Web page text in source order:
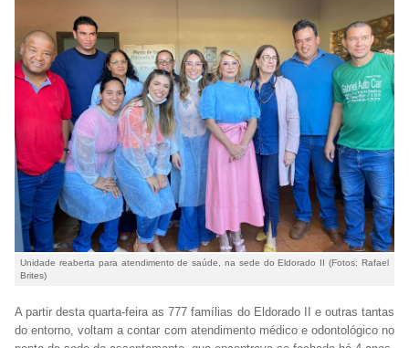
Unidade reaberta para atendimento de saúde, na sede do Eldorado II (Fotos: Rafael
Brites)
A partir desta quarta-feira as 777 famílias do Eldorado II e outras tantas
do entorno, voltam a contar com atendimento médico e odontológico no